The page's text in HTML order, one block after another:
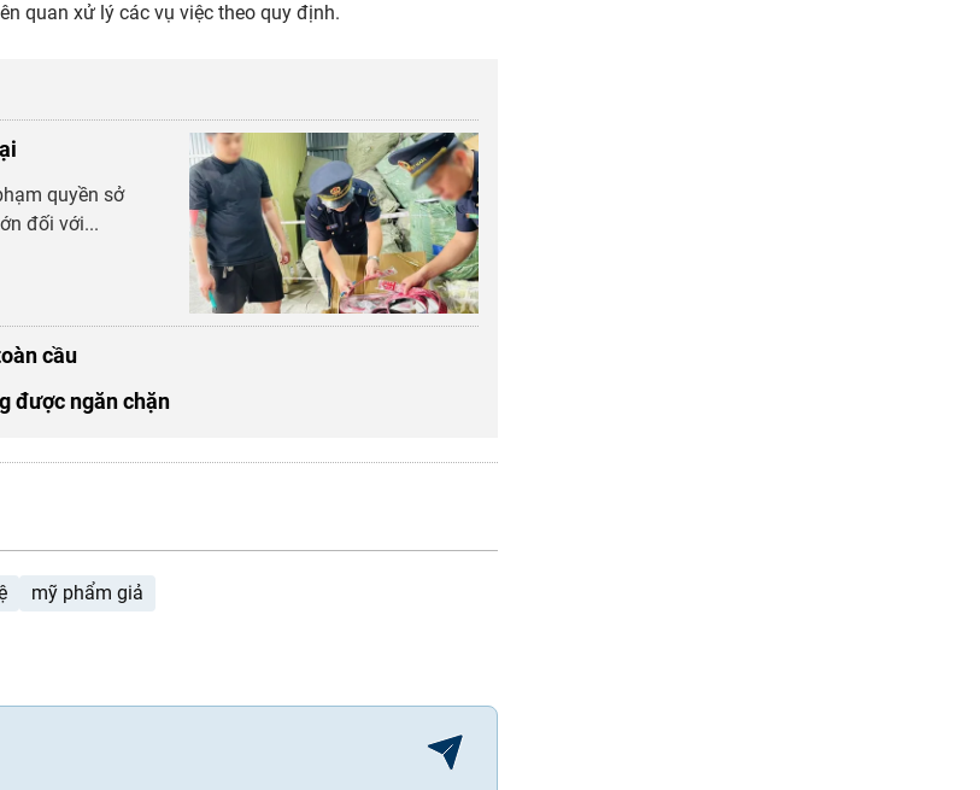
quan xử lý các vụ việc theo quy định.
quyền sở
đối với...
cầu
được ngăn chặn
mỹ phẩm giả